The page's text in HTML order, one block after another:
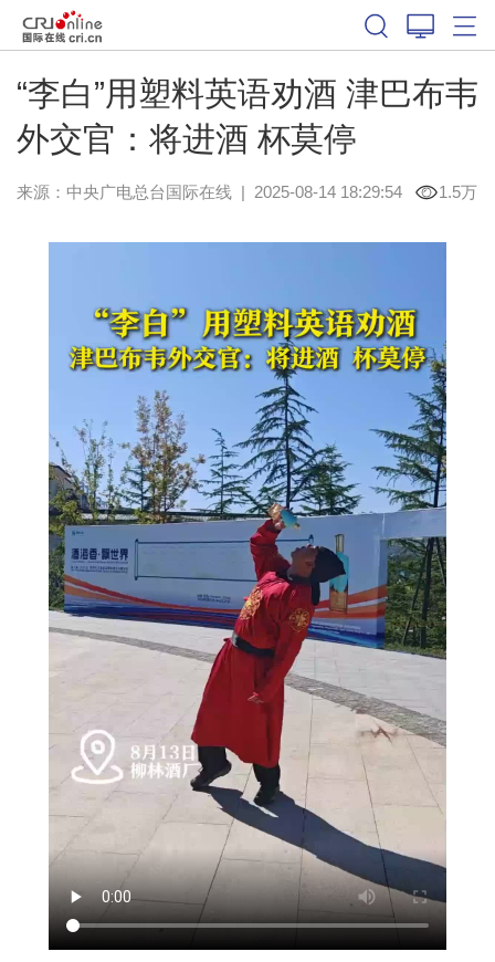
“李白”用塑料英语劝酒 津巴布韦
外交官：将进酒 杯莫停
来源：中央广电总台国际在线| 2025-08-14 18:29:54 1.5万